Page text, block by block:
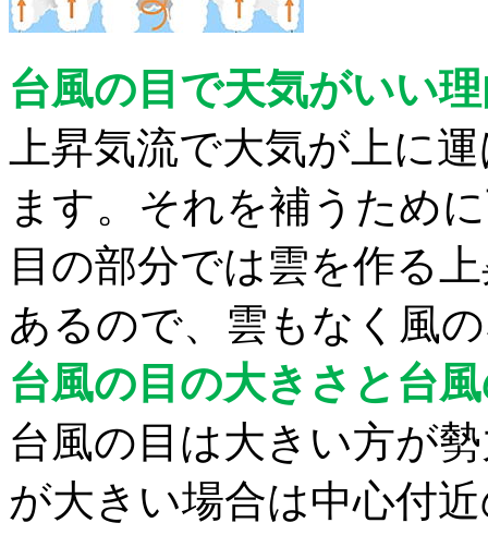
台風の目で天気がいい
上昇気流で大気が上に
ます。それを補うため
目の部分では雲を作る
あるので、雲もなく風
台風の目の大きさと台
台風の目は大きい方が
が大きい場合は中心付